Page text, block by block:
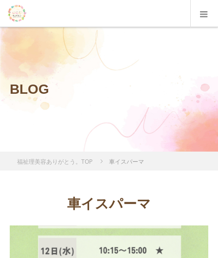
BLOG
福祉理美容ありがとう。TOP 車イスパーマ
車イスパーマ